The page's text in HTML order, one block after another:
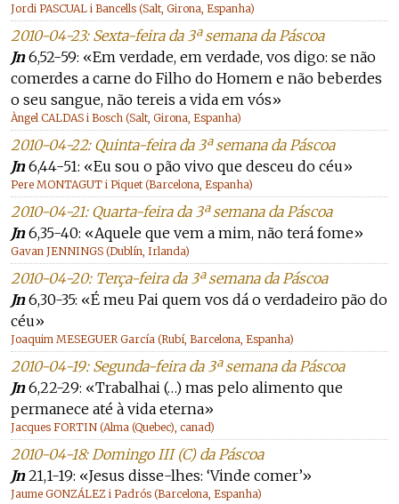
Jordi PASCUAL i Bancells (Salt, Girona, Espanha)
2010-04-23: Sexta-feira da 3ª semana da Páscoa
Jn6,52-59: «Em verdade, em verdade, vos digo: se não
comerdes a carne do Filho do Homem e não beberdes
o seu sangue, não tereis a vida em vós»
Àngel CALDAS i Bosch (Salt, Girona, Espanha)
2010-04-22: Quinta-feira da 3ª semana da Páscoa
Jn6,44-51: «Eu sou o pão vivo que desceu do céu»
Pere MONTAGUT i Piquet (Barcelona, Espanha)
2010-04-21: Quarta-feira da 3ª semana da Páscoa
Jn6,35-40: «Aquele que vem a mim, não terá fome»
Gavan JENNINGS (Dublín, Irlanda)
2010-04-20: Terça-feira da 3ª semana da Páscoa
Jn6,30-35: «É meu Pai quem vos dá o verdadeiro pão do
céu»
Joaquim MESEGUER García (Rubí, Barcelona, Espanha)
2010-04-19: Segunda-feira da 3ª semana da Páscoa
Jn6,22-29: «Trabalhai (…) mas pelo alimento que
permanece até à vida eterna»
Jacques FORTIN (Alma (Quebec), canad)
2010-04-18: Domingo III (C) da Páscoa
Jn21,1-19: «Jesus disse-lhes: ‘Vinde comer’»
Jaume GONZÁLEZ i Padrós (Barcelona, Espanha)